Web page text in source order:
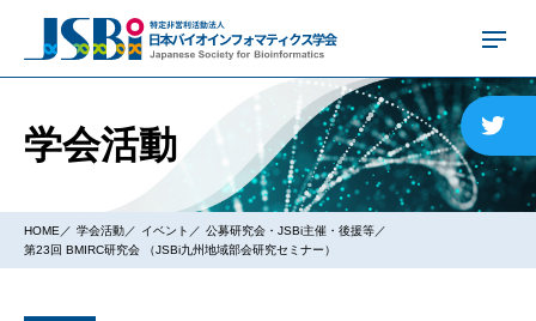
学会活動
HOME 学会活動 イベント
公募研究会・JSBi主催・後援等
第23回 BMIRC研究会 （JSBi九州地域部会研究セミナー）